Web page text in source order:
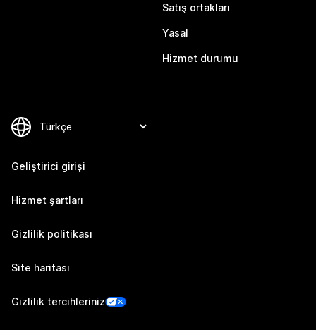
Satış ortakları
Yasal
Hizmet durumu
Geliştirici girişi
Hizmet şartları
Gizlilik politikası
Site haritası
Gizlilik tercihleriniz